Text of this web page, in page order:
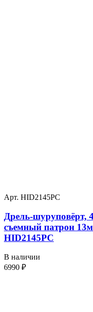
Арт. HID2145PС
Дрель-шуруповёрт,
съемный патрон
HID2145PС
В наличии
6990 ₽